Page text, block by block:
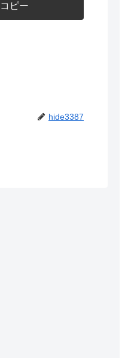
コピー
hide3387